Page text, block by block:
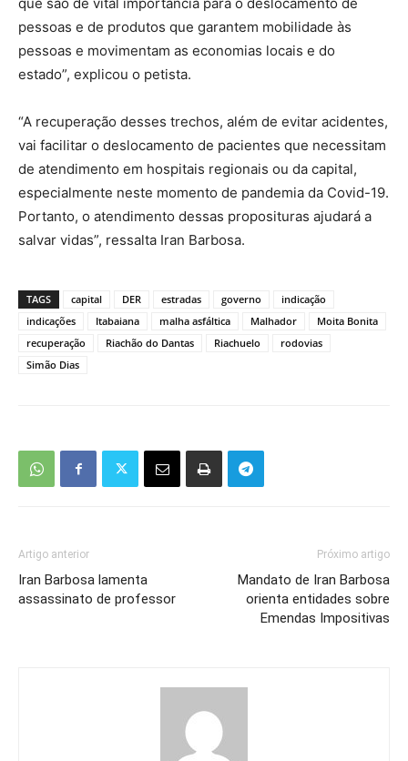
que são de vital importância para o deslocamento de
pessoas e de produtos que garantem mobilidade às
pessoas e movimentam as economias locais e do
estado”, explicou o petista.
“A recuperação desses trechos, além de evitar acidentes,
vai facilitar o deslocamento de pacientes que necessitam
de atendimento em hospitais regionais ou da capital,
especialmente neste momento de pandemia da Covid-19.
Portanto, o atendimento dessas proposituras ajudará a
salvar vidas”, ressalta Iran Barbosa.
TAGS capital DER estradas governo
indicação
indicações
Itabaiana malha asfáltica Malhador
Moita Bonita
recuperação
Riachão do Dantas Riachuelo
rodovias
Simão Dias
Artigo anterior
Iran Barbosa lamenta
assassinato de professor
Próximo artigo
Mandato de Iran Barbosa
orienta entidades sobre
Emendas Impositivas